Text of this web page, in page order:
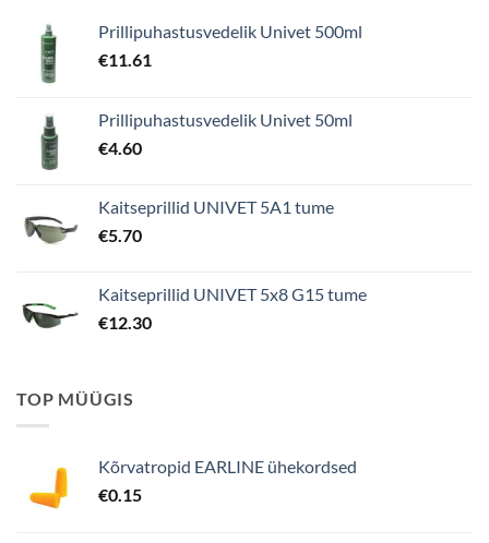
Prillipuhastusvedelik Univet 500ml
€11.61
Prillipuhastusvedelik Univet 50ml
€4.60
Kaitseprillid UNIVET 5A1 tume
€5.70
Kaitseprillid UNIVET 5x8 G15 tume
€12.30
TOP MÜÜGIS
Kõrvatropid EARLINE ühekordsed
€0.15